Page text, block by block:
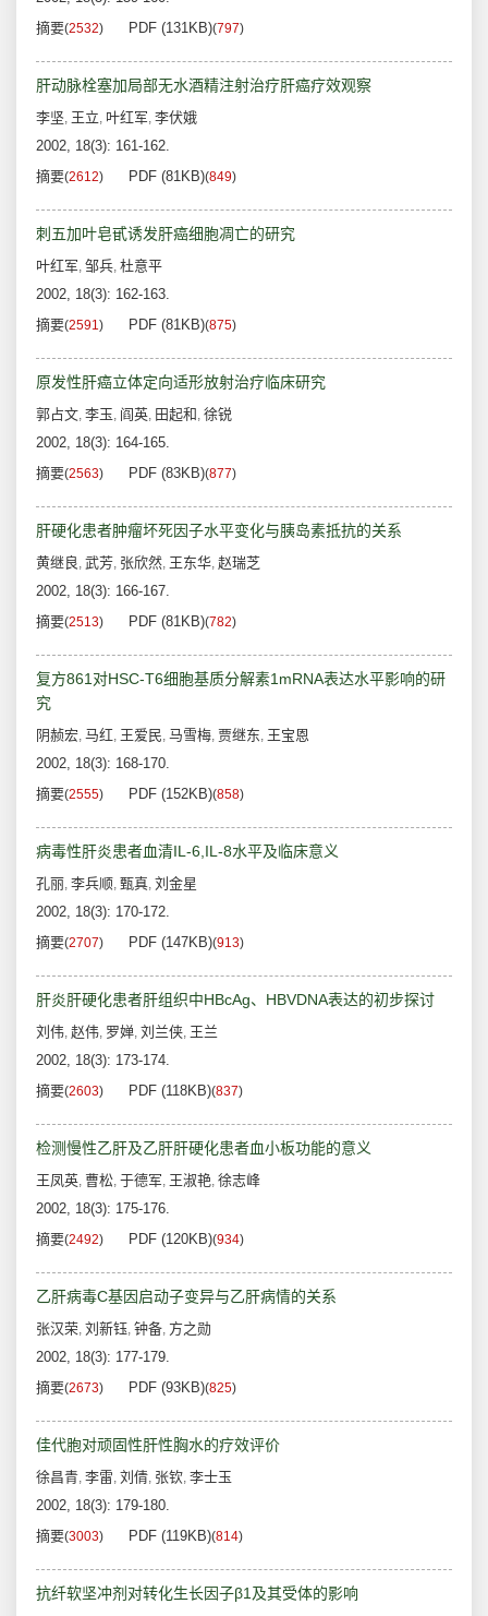
摘要(2532) PDF (131KB)(797)
肝动脉栓塞加局部无水酒精注射治疗肝癌疗效观察
李坚, 王立, 叶红军, 李伏娥
2002, 18(3): 161-162.
摘要(2612) PDF (81KB)(849)
刺五加叶皂甙诱发肝癌细胞凋亡的研究
叶红军, 邹兵, 杜意平
2002, 18(3): 162-163.
摘要(2591) PDF (81KB)(875)
原发性肝癌立体定向适形放射治疗临床研究
郭占文, 李玉, 阎英, 田起和 , 徐锐
2002, 18(3): 164-165.
摘要(2563) PDF (83KB)(877)
肝硬化患者肿瘤坏死因子水平变化与胰岛素抵抗的关系
黄继良, 武芳, 张欣然, 王东华, 赵瑞芝
2002, 18(3): 166-167.
摘要(2513) PDF (81KB)(782)
复方861对HSC-T6细胞基质分解素1mRNA表达水平影响的研
究
阴赪宏, 马红, 王爱民, 马雪梅, 贾继东, 王宝恩
2002, 18(3): 168-170.
摘要(2555) PDF (152KB)(858)
病毒性肝炎患者血清IL-6,IL-8水平及临床意义
孔丽, 李兵顺, 甄真, 刘金星
2002, 18(3): 170-172.
摘要(2707) PDF (147KB)(913)
肝炎肝硬化患者肝组织中HBcAg、HBVDNA表达的初步探讨
刘伟, 赵伟, 罗婵, 刘兰侠, 王兰
2002, 18(3): 173-174.
摘要(2603) PDF (118KB)(837)
检测慢性乙肝及乙肝肝硬化患者血小板功能的意义
王凤英, 曹松, 于德军, 王淑艳, 徐志峰
2002, 18(3): 175-176.
摘要(2492) PDF (120KB)(934)
乙肝病毒C基因启动子变异与乙肝病情的关系
张汉荣, 刘新钰, 钟备, 方之勋
2002, 18(3): 177-179.
摘要(2673) PDF (93KB)(825)
佳代胞对顽固性肝性胸水的疗效评价
徐昌青, 李雷, 刘倩, 张钦, 李士玉
2002, 18(3): 179-180.
摘要(3003) PDF (119KB)(814)
抗纤软坚冲剂对转化生长因子β1及其受体的影响